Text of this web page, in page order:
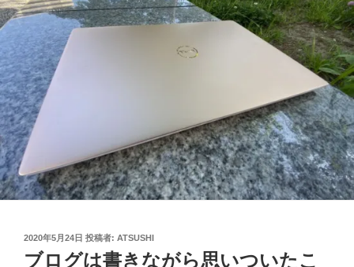
投
2020年5月24日 投稿者: ATSUSHI
ブログは書きながら思いついたこ